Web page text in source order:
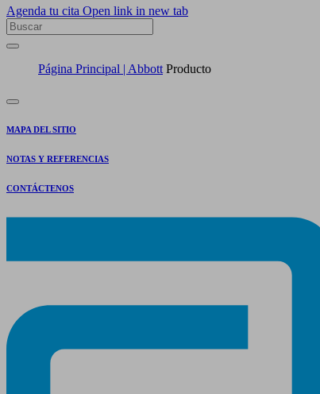
Agenda tu cita Open link in new tab
Página Principal | Abbott Producto
MAPA DEL SITIO
NOTAS Y REFERENCIAS
CONTÁCTENOS